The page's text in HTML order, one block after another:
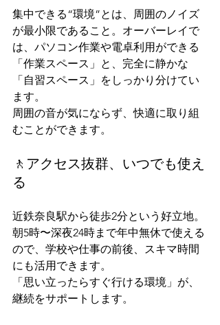
集中できる“環境”とは、周囲のノイズ
が最小限であること。オーバーレイで
は、パソコン作業や電卓利用ができる
「作業スペース」と、完全に静かな
「自習スペース」をしっかり分けてい
ます。
周囲の音が気にならず、快適に取り組
むことができます。
🚶アクセス抜群、いつでも使え
る
近鉄奈良駅から徒歩2分という好立地。
朝5時〜深夜24時まで年中無休で使える
ので、学校や仕事の前後、スキマ時間
にも活用できます。
「思い立ったらすぐ行ける環境」が、
継続をサポートします。